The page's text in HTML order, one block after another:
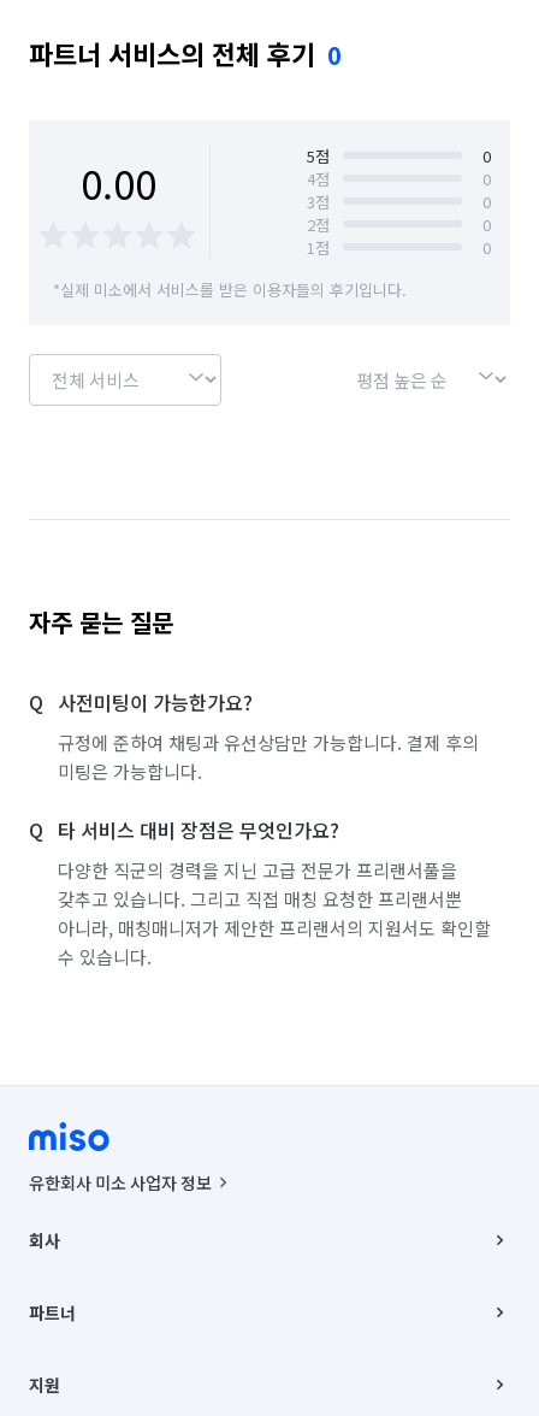
파트너 서비스의 전체 후기 0
0.00 5점
0
4점
0
3점
0
2점
0
1점
0
*실제 미소에서 서비스를 받은 이용자들의 후기입니다.
자주 묻는 질문
사전미팅이 가능한가요?
규정에 준하여 채팅과 유선상담만 가능합니다. 결제 후의
미팅은 가능합니다.
타 서비스 대비 장점은 무엇인가요?
다양한 직군의 경력을 지닌 고급 전문가 프리랜서풀을
갖추고 있습니다. 그리고 직접 매칭 요청한 프리랜서뿐
아니라, 매칭매니저가 제안한 프리랜서의 지원서도 확인할
수 있습니다.
유한회사 미소 사업자 정보
00019 |
주소 | 본사: 서울특별시 종로구 율곡로 6(중학동, 트윈트리빌딩) B동 5층
컨택센터 : 서울특별시 종로구 수송동 율곡로 24, 7층, 8층 미소
상품, 상품정보, 거래에 관한 의무와 책임은 거래당사자에게 있습니다.
언론 보도 관련 문의:
회사
채용
파트너
이사
지원